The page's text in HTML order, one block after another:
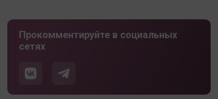
Прокомментируйте в социальных
сетях